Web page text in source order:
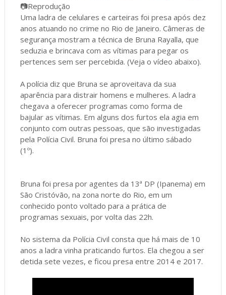
📷Reprodução
Uma ladra de celulares e carteiras foi presa após dez
anos atuando no crime no Rio de Janeiro. Câmeras de
segurança mostram a técnica de Bruna Rayalla, que
seduzia e brincava com as vítimas para pegar os
pertences sem ser percebida. (Veja o vídeo abaixo).
A polícia diz que Bruna se aproveitava da sua
aparência para distrair homens e mulheres. A ladra
chegava a oferecer programas como forma de
bajular as vítimas. Em alguns dos furtos ela agia em
conjunto com outras pessoas, que são investigadas
pela Polícia Civil. Bruna foi presa no último sábado
(1º).
Bruna foi presa por agentes da 13ª DP (Ipanema) em
São Cristóvão, na zona norte do Rio, em um
conhecido ponto voltado para a prática de
programas sexuais, por volta das 22h.
No sistema da Polícia Civil consta que há mais de 10
anos a ladra vinha praticando furtos. Ela chegou a ser
detida sete vezes, e ficou presa entre 2014 e 2017.